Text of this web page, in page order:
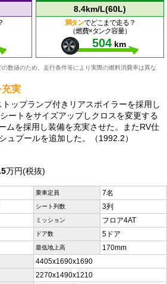
8.4km/L(60L)
満タンでどこまで走る？
（燃費×タンク容量）
504 km
数値のため、走行条件等により実際の燃料消費率は異な
実
ップランプ付きリアスポイラーを採用し
ートをサイズアップしクロスを変更する
ムを採用し装備を充実させた。またRV仕
ュプールを追加した。（1992.2）
万円(税抜)
乗車定員 7名
シート列数 3列
ミッション フロア4AT
ドア数 5ドア
最低地上高 170mm
4405x1690x1690
2270x1490x1210